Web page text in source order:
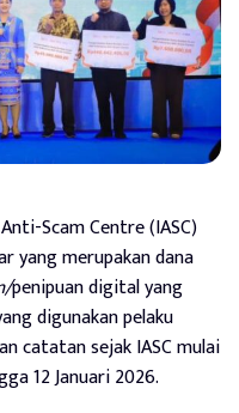
Scam Centre (IASC)
yang merupakan dana
penipuan digitalyang
digunakan pelaku
catatan sejak IASC mulai
12 Januari 2026.